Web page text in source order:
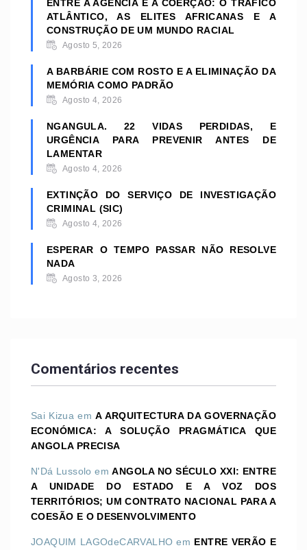
ENTRE A AGÊNCIA E A COERÇÃO: O TRÁFICO
ATLÂNTICO, AS ELITES AFRICANAS E A
CONSTRUÇÃO DE UM MUNDO RACIAL
Agosto 5, 2026
A BARBÁRIE COM ROSTO E A ELIMINAÇÃO DA
MEMÓRIA COMO PADRÃO
Agosto 4, 2026
NGANGULA. 22 VIDAS PERDIDAS, E
URGÊNCIA PARA PREVENIR ANTES DE
LAMENTAR
Agosto 4, 2026
EXTINÇÃO DO SERVIÇO DE INVESTIGAÇÃO
CRIMINAL (SIC)
Agosto 4, 2026
ESPERAR O TEMPO PASSAR NÃO RESOLVE
NADA
Agosto 3, 2026
Comentários recentes
Sai Kizua emA ARQUITECTURA DA GOVERNAÇÃO
ECONÓMICA: A SOLUÇÃO PRAGMÁTICA QUE
ANGOLA PRECISA
N'Dá Lussolo emANGOLA NO SÉCULO XXI: ENTRE
A UNIDADE DO ESTADO E A VOZ DOS
TERRITÓRIOS; UM CONTRATO NACIONAL PARA A
COESÃO E O DESENVOLVIMENTO
JOAQUIM LAGOdeCARVALHO em ENTRE VERÃO E